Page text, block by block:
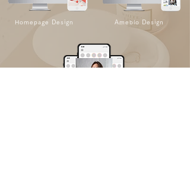
Homepage Design Ameblo Design